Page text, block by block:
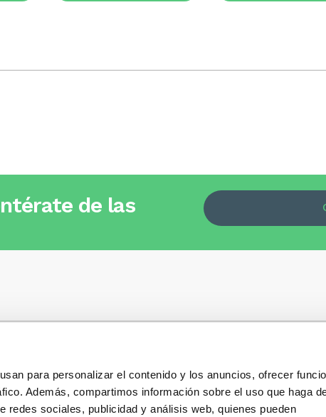
para personalizar el contenido y los anuncios, ofrecer
Además, compartimos información sobre el uso que haga
redes sociales, publicidad y análisis web, quienes pueden
de las
935 32 32 35
o preguntas?
con mucho
Política de privacidad
Política de privacidad redes